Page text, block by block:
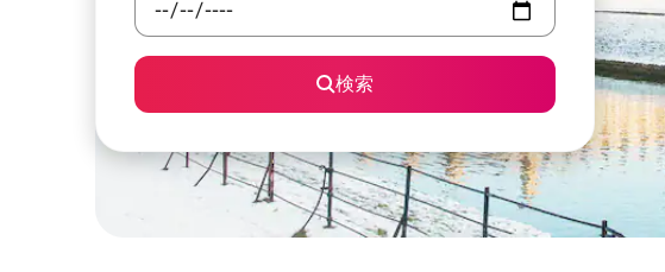
検索